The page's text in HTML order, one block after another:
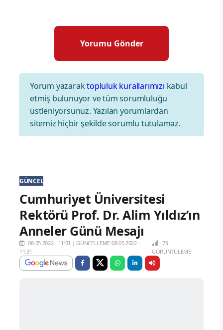
Yorum yazaraktopluluk kurallarımızı kabul
etmiş bulunuyor ve tüm sorumluluğu
üstleniyorsunuz. Yazılan yorumlardan
sitemiz hiçbir şekilde sorumlu tutulamaz.
GÜNCEL
Cumhuriyet Üniversitesi
Rektörü Prof. Dr. Alim Yıldız’ın
Anneler Günü Mesajı
08.05.2022 - 11:31 |GÜNCELLEME:08.05.2022 -
11:31
79
GÖRÜNTÜLEME